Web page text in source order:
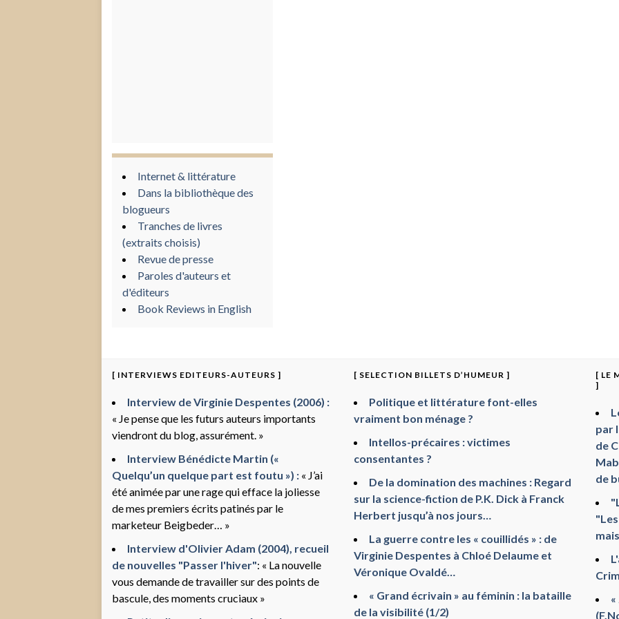
Internet & littérature
Dans la bibliothèque des
blogueurs
Tranches de livres
(extraits choisis)
Revue de presse
Paroles d'auteurs et
d'éditeurs
Book Reviews in English
[ INTERVIEWS EDITEURS-AUTEURS ]
Interview de Virginie Despentes (2006) :
« Je pense que les futurs auteurs importants
viendront du blog, assurément. »
Interview Bénédicte Martin («
Quelqu’un quelque part est foutu ») : « J’ai
été animée par une rage qui efface la joliesse
de mes premiers écrits patinés par le
marketeur Beigbeder… »
Interview d'Olivier Adam (2004), recueil
de nouvelles "Passer l'hiver": « La nouvelle
vous demande de travailler sur des points de
bascule, des moments cruciaux »
[ SELECTION BILLETS D’HUMEUR ]
Politique et littérature font-elles
vraiment bon ménage ?
Intellos-précaires : victimes
consentantes ?
De la domination des machines : Regard
sur la science-fiction de P.K. Dick à Franck
Herbert jusqu’à nos jours…
La guerre contre les « couillidés » : de
Virginie Despentes à Chloé Delaume et
Véronique Ovaldé…
« Grand écrivain » au féminin : la bataille
de la visibilité (1/2)
[ LE
]
par
de
de